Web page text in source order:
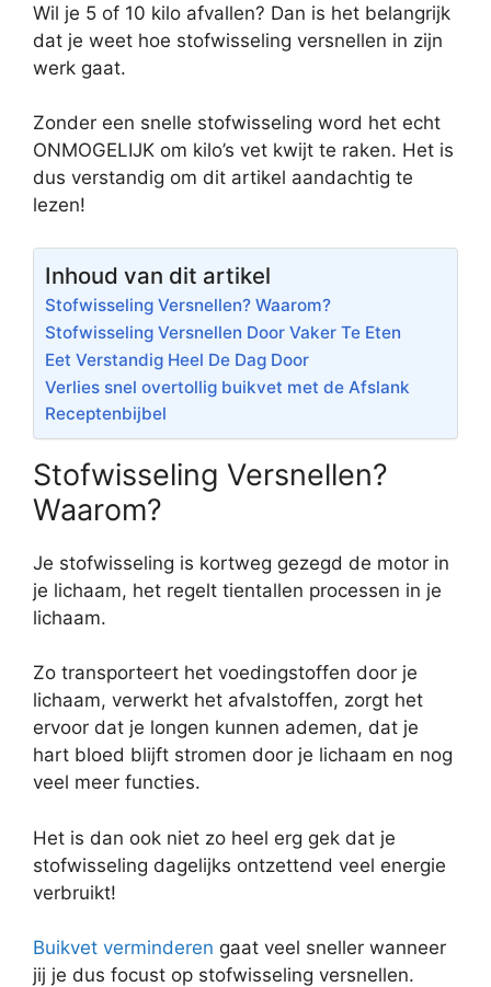
Wil je 5 of 10 kilo afvallen? Dan is het belangrijk
dat je weet hoe stofwisseling versnellen in zijn
werk gaat.
Zonder een snelle stofwisseling word het echt
ONMOGELIJK om kilo’s vet kwijt te raken. Het is
dus verstandig om dit artikel aandachtig te
lezen!
Inhoud van dit artikel
Stofwisseling Versnellen? Waarom?
Stofwisseling Versnellen Door Vaker Te Eten
Eet Verstandig Heel De Dag Door
Verlies snel overtollig buikvet met de Afslank
Receptenbijbel
Stofwisseling Versnellen?
Waarom?
Je stofwisseling is kortweg gezegd de motor in
je lichaam, het regelt tientallen processen in je
lichaam.
Zo transporteert het voedingstoffen door je
lichaam, verwerkt het afvalstoffen, zorgt het
ervoor dat je longen kunnen ademen, dat je
hart bloed blijft stromen door je lichaam en nog
veel meer functies.
Het is dan ook niet zo heel erg gek dat je
stofwisseling dagelijks ontzettend veel energie
verbruikt!
Buikvet verminderen gaat veel sneller wanneer
jij je dus focust op stofwisseling versnellen.